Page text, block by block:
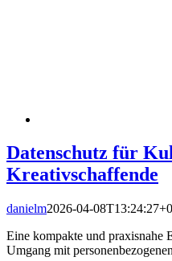
Datenschutz für
Kreativschaffende
danielm2026-04-
Eine kompakte und praxisnahe
Umgang mit